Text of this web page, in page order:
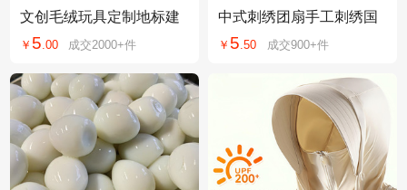
文创毛绒玩具定制地标建
挂件公仔来图定做
￥ 5.00 成交2000+件
中式刺绣团扇手工刺绣国
刺绣扇子古风团扇
￥ 5.50 成交900+件